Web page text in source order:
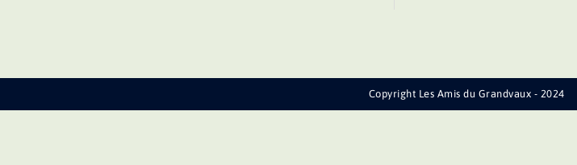
Copyright Les Amis du Grandvaux - 2024